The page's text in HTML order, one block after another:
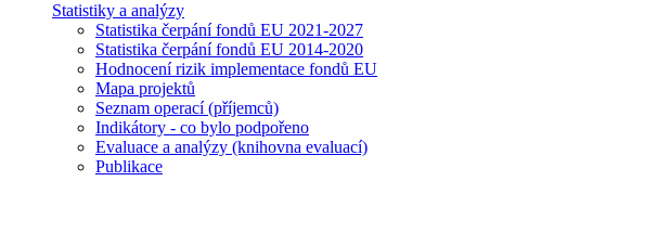
Statistiky a analýzy
Statistika čerpání fondů EU 2021-2027
Statistika čerpání fondů EU 2014-2020
Hodnocení rizik implementace fondů EU
Mapa projektů
Seznam operací (příjemců)
Indikátory - co bylo podpořeno
Evaluace a analýzy (knihovna evaluací)
Publikace